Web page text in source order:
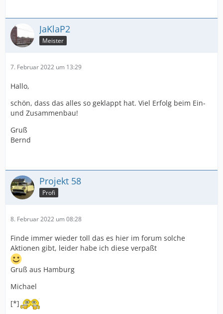
JaKlaP2
Meister
7. Februar 2022 um 13:29
Hallo,
schön, dass das alles so geklappt hat. Viel Erfolg beim Ein-
und Zusammenbau!
Gruß
Bernd
Projekt 58
Profi
8. Februar 2022 um 08:28
Finde immer wieder toll das es hier im forum solche
Aktionen gibt, leider habe ich diese verpaßt
Gruß aus Hamburg
Michael
[*]